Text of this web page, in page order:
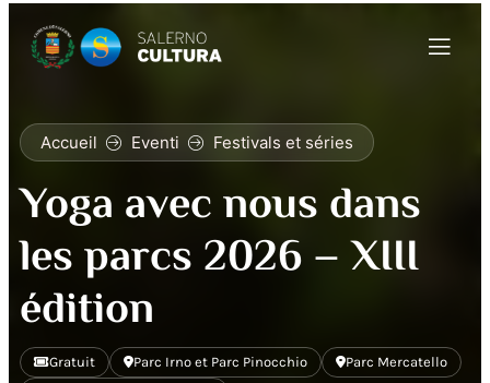
Accueil Eventi Festivals et séries
Yoga avec nous dans
les parcs 2026 – XIII
édition
Gratuit Parc Irno et Parc Pinocchio
Parc Mercatello